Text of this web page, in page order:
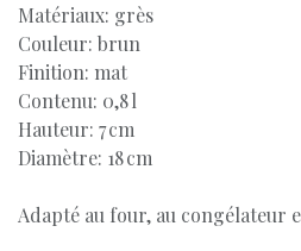
Matériaux: grès
Couleur: brun
Finition: mat
Contenu: 0,8 l
Hauteur: 7 cm
Diamètre: 18 cm
Adapté au four, au congélateur